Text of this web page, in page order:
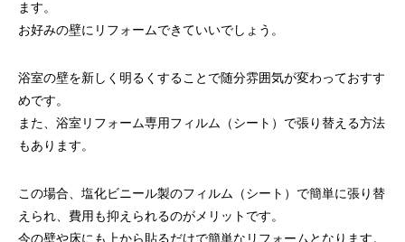
ます。
お好みの壁にリフォームできていいでしょう。
浴室の壁を新しく明るくすることで随分雰囲気が変わっておすす
めです。
また、浴室リフォーム専用フィルム（シート）で張り替える方法
もあります。
この場合、塩化ビニール製のフィルム（シート）で簡単に張り替
えられ、費用も抑えられるのがメリットです。
今の壁や床にも上から貼るだけで簡単なリフォームとなります。